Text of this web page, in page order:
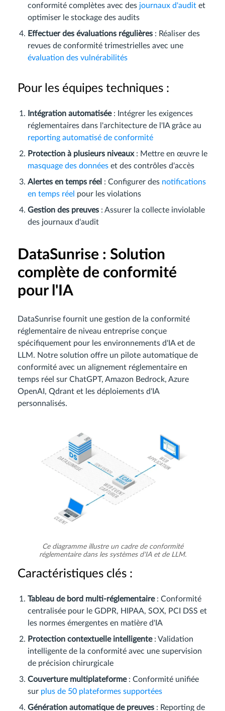
conformité complètes avec des journaux d'audit et
optimiser le stockage des audits
Effectuer des évaluations régulières : Réaliser des
revues de conformité trimestrielles avec une
évaluation des vulnérabilités
Pour les équipes techniques :
Intégration automatisée: Intégrer les exigences
réglementaires dans l'architecture de l'IA grâce au
reporting automatisé de conformité
Protection à plusieurs niveaux: Mettre en œuvre le
masquage des données et des contrôles d'accès
Alertes en temps réel : Configurer des notifications
en temps réel pour les violations
Gestion des preuves : Assurer la collecte inviolable
des journaux d'audit
DataSunrise : Solution
complète de conformité
pour l'IA
DataSunrise fournit une gestion de la conformité
réglementaire de niveau entreprise conçue
spécifiquement pour les environnements d'IA et de
LLM. Notre solution offre un pilote automatique de
conformité avec un alignement réglementaire en
temps réel sur ChatGPT, Amazon Bedrock, Azure
OpenAI, Qdrant et les déploiements d'IA
personnalisés.
Ce diagramme illustre un cadre de conformité
réglementaire dans les systèmes d'IA et de LLM.
Caractéristiques clés :
Tableau de bord multi-réglementaire: Conformité
centralisée pour le GDPR, HIPAA, SOX, PCI DSS et
les normes émergentes en matière d'IA
Protection contextuelle intelligente: Validation
intelligente de la conformité avec une supervision
de précision chirurgicale
Couverture multiplateforme: Conformité unifiée
sur plus de 50 plateformes supportées
Génération automatique de preuves : Reporting de